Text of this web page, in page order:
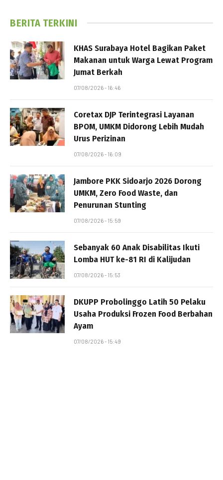
BERITA TERKINI
KHAS Surabaya Hotel Bagikan Paket
Makanan untuk Warga Lewat Program
Jumat Berkah
07/08/2026 - 16:46
Coretax DJP Terintegrasi Layanan
BPOM, UMKM Didorong Lebih Mudah
Urus Perizinan
07/08/2026 - 16:09
Jambore PKK Sidoarjo 2026 Dorong
UMKM, Zero Food Waste, dan
Penurunan Stunting
07/08/2026 - 15:59
Sebanyak 60 Anak Disabilitas Ikuti
Lomba HUT ke-81 RI di Kalijudan
07/08/2026 - 15:53
DKUPP Probolinggo Latih 50 Pelaku
Usaha Produksi Frozen Food Berbahan
Ayam
07/08/2026 - 15:49